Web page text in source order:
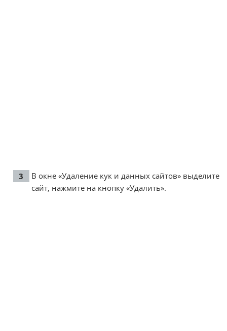
В окне «Удаление кук и данных сайтов» выделите
сайт, нажмите на кнопку «Удалить».